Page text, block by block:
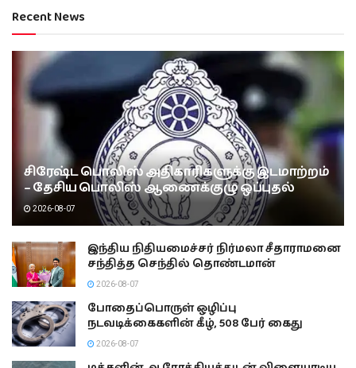
Recent News
சிரேஷ்ட பொலிஸ் அதிகாரிகளுக்கு இடமாற்றம்
– தேசிய பொலிஸ் ஆணைக்குழு ஒப்புதல்
2026-08-07
இந்திய நிதியமைச்சர் நிர்மலா சீதாராமனை
சந்தித்த செந்தில் தொண்டமான்
2026-08-07
போதைப்பொருள் ஒழிப்பு
நடவடிக்கைகளின் கீழ், 508 பேர் கைது
2026-08-07